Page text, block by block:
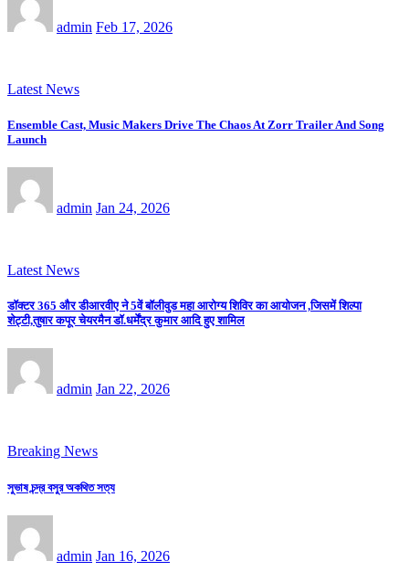
admin Feb 17, 2026
Latest News
Ensemble Cast, Music Makers Drive The Chaos At Zorr Trailer And Song
Launch
admin Jan 24, 2026
Latest News
डॉक्टर 365 और डीआरवीए ने 5वें बॉलीवुड महा आरोग्य शिविर का आयोजन ,जिसमें शिल्पा
शेट्टी,तुषार कपूर चेयरमैन डॉ.धर्मेंद्र कुमार आदि हुए शामिल
admin Jan 22, 2026
Breaking News
সুভাষ চন্দ্র বসুর অকথিত সত্য
admin Jan 16, 2026